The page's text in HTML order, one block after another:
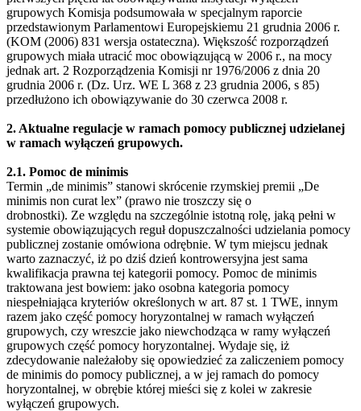
grupowych Komisja podsumowała w specjalnym raporcie
przedstawionym Parlamentowi Europejskiemu 21 grudnia 2006 r.
(KOM (2006) 831 wersja ostateczna). Większość rozporządzeń
grupowych miała utracić moc obowiązującą w 2006 r., na mocy
jednak art. 2 Rozporządzenia Komisji nr 1976/2006 z dnia 20
grudnia 2006 r. (Dz. Urz. WE L 368 z 23 grudnia 2006, s 85)
przedłużono ich obowiązywanie do 30 czerwca 2008 r.
2. Aktualne regulacje w ramach pomocy publicznej udzielanej
w ramach wyłączeń grupowych.
2.1. Pomoc de minimis
Termin „de minimis” stanowi skrócenie rzymskiej premii „De
minimis non curat lex” (prawo nie troszczy się o
drobnostki). Ze względu na szczególnie istotną rolę, jaką pełni w
systemie obowiązujących reguł dopuszczalności udzielania pomocy
publicznej zostanie omówiona odrębnie. W tym miejscu jednak
warto zaznaczyć, iż po dziś dzień kontrowersyjna jest sama
kwalifikacja prawna tej kategorii pomocy. Pomoc de minimis
traktowana jest bowiem: jako osobna kategoria pomocy
niespełniająca kryteriów określonych w art. 87 st. 1 TWE, innym
razem jako część pomocy horyzontalnej w ramach wyłączeń
grupowych, czy wreszcie jako niewchodząca w ramy wyłączeń
grupowych część pomocy horyzontalnej. Wydaje się, iż
zdecydowanie należałoby się opowiedzieć za zaliczeniem pomocy
de minimis do pomocy publicznej, a w jej ramach do pomocy
horyzontalnej, w obrębie której mieści się z kolei w zakresie
wyłączeń grupowych.